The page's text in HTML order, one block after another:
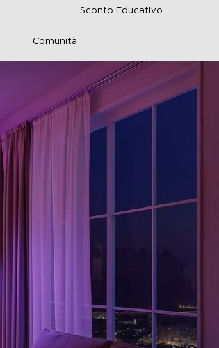
Sconto Educativo
Comunità